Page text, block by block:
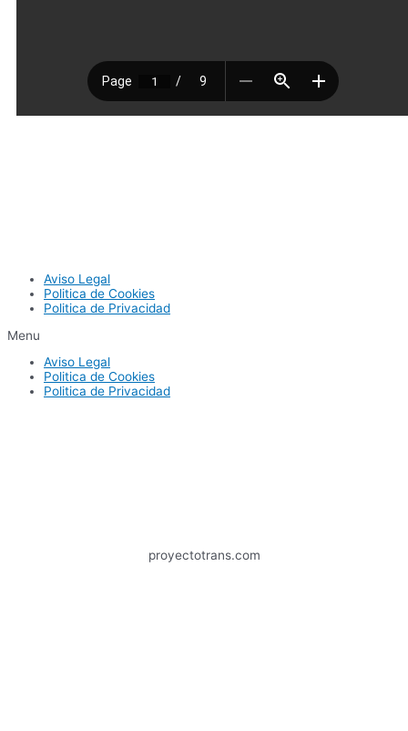
Aviso Legal
Politica de Cookies
Politica de Privacidad
Menu
Aviso Legal
Politica de Cookies
Politica de Privacidad
proyectotrans.com